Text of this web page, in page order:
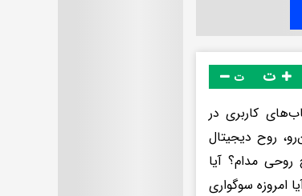
ت
کاربری در
روح دیجیتال
روحی مدام؟ آیا
امروزه سوگواری